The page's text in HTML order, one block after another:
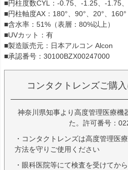
■円柱度数CYL：-0.75、-1.25、-1.75
■円柱軸度AX：180°、90°、20°、160°
■含水率：51%（表層：80%以上）
■UVカット：有
■製造販売元：日本アルコン Alcon
■承認番号：30100BZX00247000
コンタクトレンズご購
神奈川県知事より高度管理医療機
た。許可番号：
・コンタクトレンズは高度管理医
方法を守りご使用ください
・眼科医院等にて検査を受けてか